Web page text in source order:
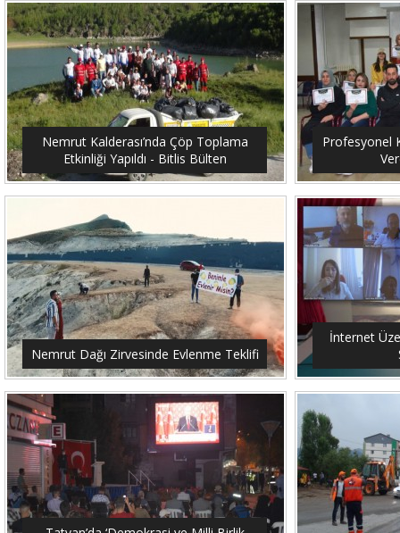
Nemrut Kalderası’nda Çöp Toplama
Etkinliği Yapıldı - Bitlis Bülten
Profesyonel
Nemrut Dağı Zirvesinde Evlenme Teklifi
İnternet